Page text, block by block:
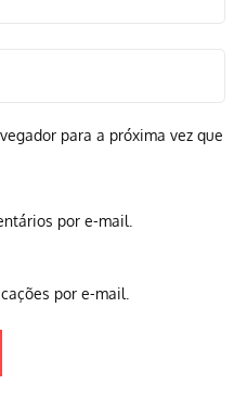
para a próxima vez que
por e-mail.
por e-mail.